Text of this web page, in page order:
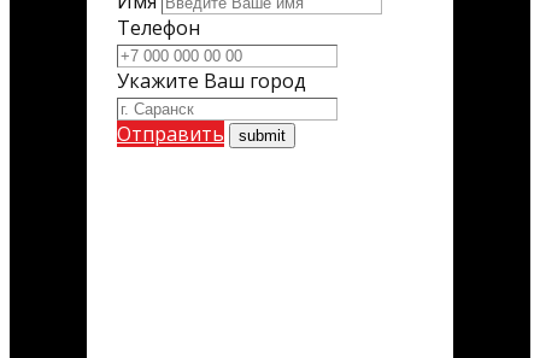
Телефон
Укажите Ваш город
Отправить